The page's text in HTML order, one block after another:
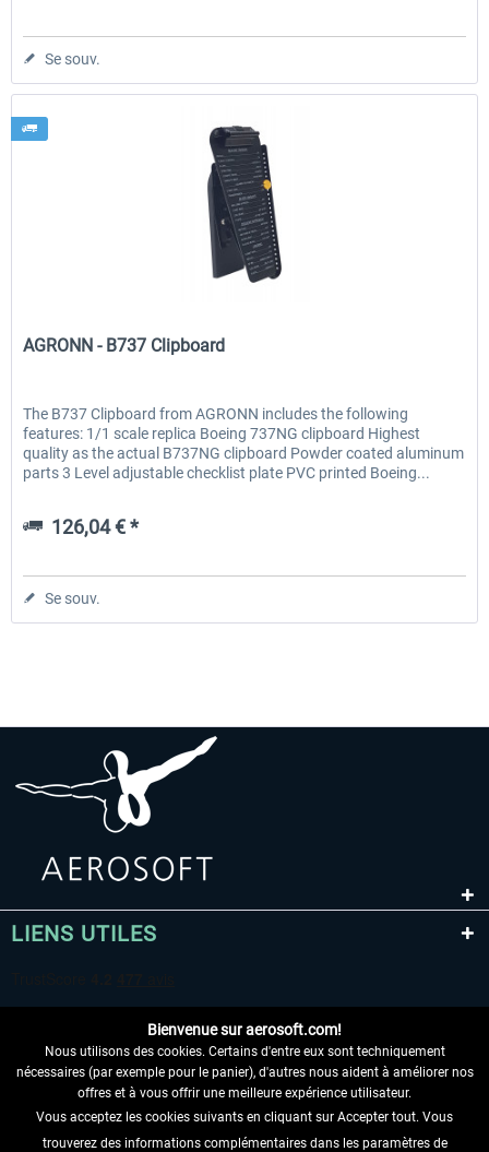
Se souv.
AGRONN - B737 Clipboard
The B737 Clipboard from AGRONN includes the following
features: 1/1 scale replica Boeing 737NG clipboard Highest
quality as the actual B737NG clipboard Powder coated aluminum
parts 3 Level adjustable checklist plate PVC printed Boeing...
126,04 € *
Se souv.
LIENS UTILES
RENONCER AU CONTRAT ICI
Bienvenue sur aerosoft.com!
Nous utilisons des cookies. Certains d'entre eux sont techniquement
nécessaires (par exemple pour le panier), d'autres nous aident à améliorer nos
offres et à vous offrir une meilleure expérience utilisateur.
Vous acceptez les cookies suivants en cliquant sur Accepter tout. Vous
trouverez des informations complémentaires dans les paramètres de